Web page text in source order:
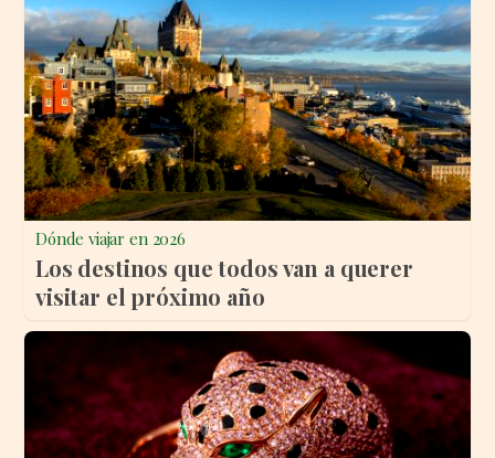
Dónde viajar en 2026
Los destinos que todos van a querer
visitar el próximo año